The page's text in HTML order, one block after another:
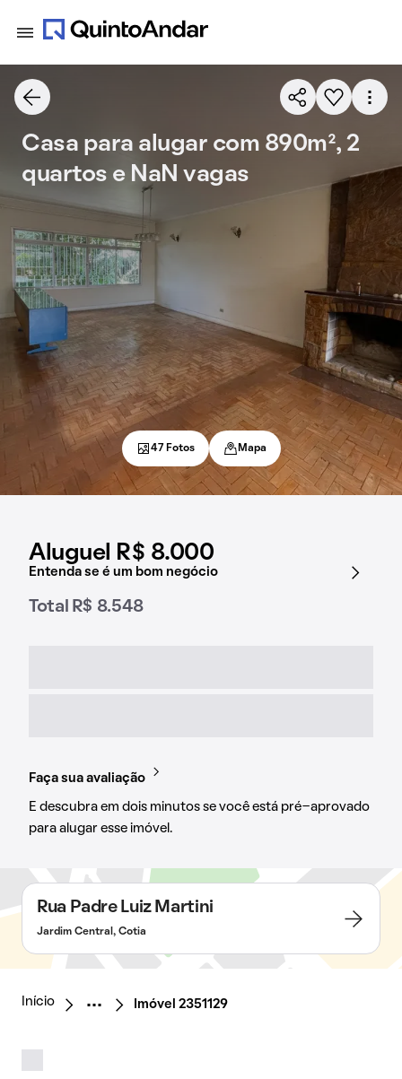
Aluguel R$ 8.000
Entenda se é um bom negócio
Total R$ 8.548
Faça sua avaliação
E descubra em dois minutos se você está pré-aprovado
para alugar esse imóvel.
Casa para alugar com 890m², 2
quartos e NaN vagas
47 Fotos Mapa
Rua Padre Luiz Martini
Jardim Central, Cotia
Início Imóvel 2351129